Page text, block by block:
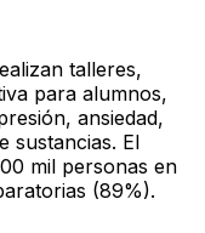
talleres,
para alumnos,
ansiedad,
sustancias. El
mil personas en
(89%).